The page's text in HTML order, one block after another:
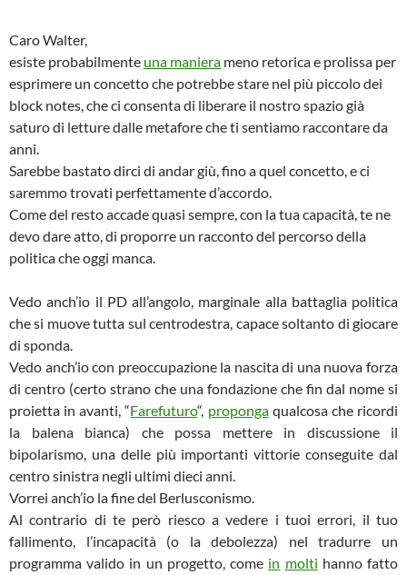
Caro Walter,
esiste probabilmente una maniera meno retorica e prolissa per
esprimere un concetto che potrebbe stare nel più piccolo dei
block notes, che ci consenta di liberare il nostro spazio già
saturo di letture dalle metafore che ti sentiamo raccontare da
anni.
Sarebbe bastato dirci di andar giù, fino a quel concetto, e ci
saremmo trovati perfettamente d’accordo.
Come del resto accade quasi sempre, con la tua capacità, te ne
devo dare atto, di proporre un racconto del percorso della
politica che oggi manca.
Vedo anch’io il PD all’angolo, marginale alla battaglia politica
che si muove tutta sul centrodestra, capace soltanto di giocare
di sponda.
Vedo anch’io con preoccupazione la nascita di una nuova forza
di centro (certo strano che una fondazione che fin dal nome si
proietta in avanti, “Farefuturo“, propongaqualcosa che ricordi
la balena bianca) che possa mettere in discussione il
bipolarismo, una delle più importanti vittorie conseguite dal
centro sinistra negli ultimi dieci anni.
Vorrei anch’io la fine del Berlusconismo.
Al contrario di te però riesco a vedere i tuoi errori, il tuo
fallimento, l’incapacità (o la debolezza) nel tradurre un
programma valido in un progetto, come in molti hanno fatto